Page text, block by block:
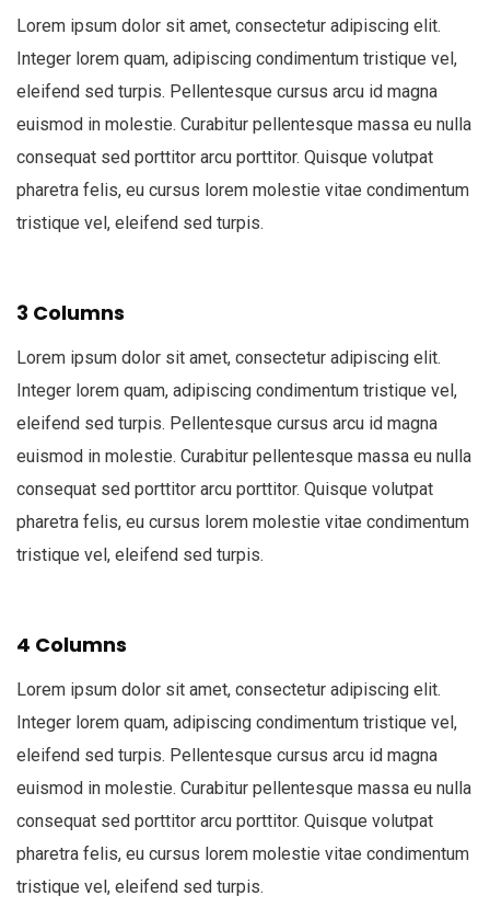
Lorem ipsum dolor sit amet, consectetur adipiscing elit.
Integer lorem quam, adipiscing condimentum tristique vel,
eleifend sed turpis. Pellentesque cursus arcu id magna
euismod in molestie. Curabitur pellentesque massa eu nulla
consequat sed porttitor arcu porttitor. Quisque volutpat
pharetra felis, eu cursus lorem molestie vitae condimentum
tristique vel, eleifend sed turpis.
3 Columns
Lorem ipsum dolor sit amet, consectetur adipiscing elit.
Integer lorem quam, adipiscing condimentum tristique vel,
eleifend sed turpis. Pellentesque cursus arcu id magna
euismod in molestie. Curabitur pellentesque massa eu nulla
consequat sed porttitor arcu porttitor. Quisque volutpat
pharetra felis, eu cursus lorem molestie vitae condimentum
tristique vel, eleifend sed turpis.
4 Columns
Lorem ipsum dolor sit amet, consectetur adipiscing elit.
Integer lorem quam, adipiscing condimentum tristique vel,
eleifend sed turpis. Pellentesque cursus arcu id magna
euismod in molestie. Curabitur pellentesque massa eu nulla
consequat sed porttitor arcu porttitor. Quisque volutpat
pharetra felis, eu cursus lorem molestie vitae condimentum
tristique vel, eleifend sed turpis.